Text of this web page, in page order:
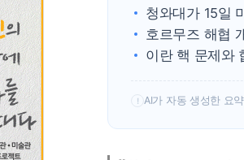
청와대가 15일
호르무즈 해협
이란 핵 문제와
! AI가 자동 생성한 요